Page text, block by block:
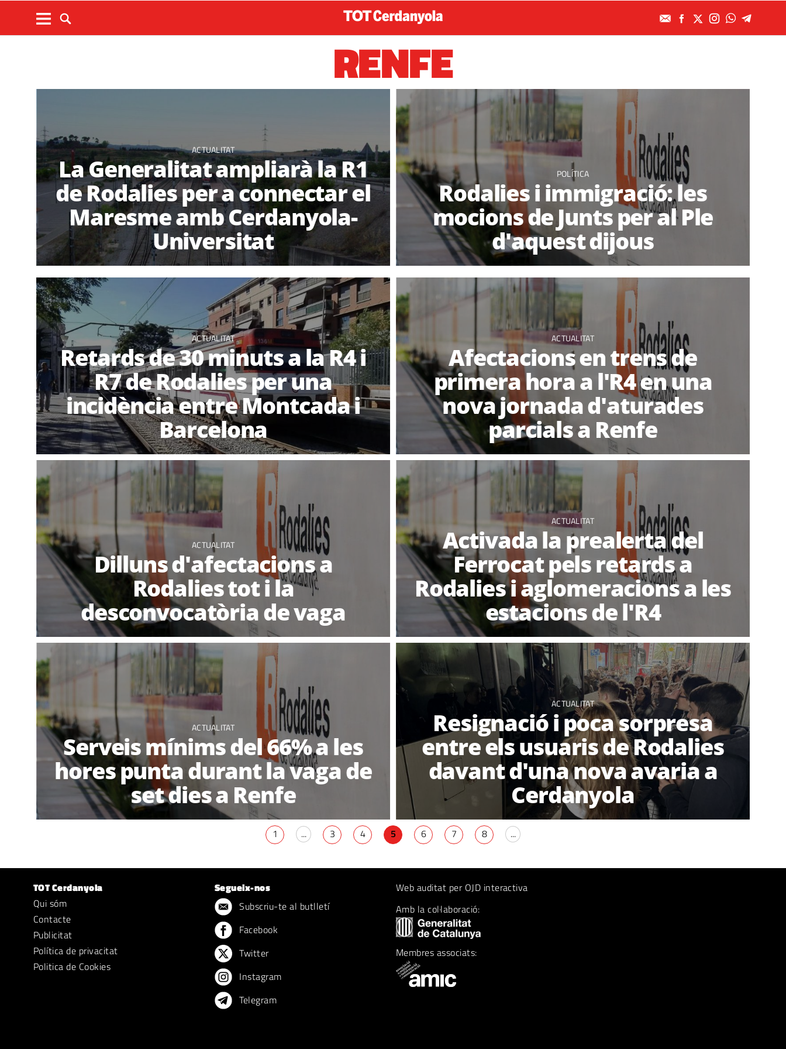
RENFE
ACTUALITAT
La Generalitat ampliarà la R1
de Rodalies per a connectar el
Maresme amb Cerdanyola-
Universitat
POLÍTICA
Rodalies i immigració: les
mocions de Junts per al Ple
d'aquest dijous
ACTUALITAT
Retards de 30 minuts a la R4 i
R7 de Rodalies per una
incidència entre Montcada i
Barcelona
ACTUALITAT
Afectacions en trens de
primera hora a l'R4 en una
nova jornada d'aturades
parcials a Renfe
ACTUALITAT
Dilluns d'afectacions a
Rodalies tot i la
desconvocatòria de vaga
ACTUALITAT
Activada la prealerta del
Ferrocat pels retards a
Rodalies i aglomeracions a les
estacions de l'R4
ACTUALITAT
Serveis mínims del 66% a les
hores punta durant la vaga de
set dies a Renfe
ACTUALITAT
Resignació i poca sorpresa
entre els usuaris de Rodalies
davant d'una nova avaria a
Cerdanyola
1 ... 3 4 5 6 7 8 ...
TOT Cerdanyola
Qui sóm
Contacte
Publicitat
Política de privacitat
Politica de Cookies
Segueix-nos
Subscriu-te al butlletí
Facebook
Twitter
Instagram
Telegram
Web auditat per OJD interactiva
Amb la col·laboració:
Membres associats: